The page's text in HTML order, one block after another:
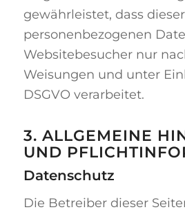
gewährleistet, dass
personenbezogenen
Websitebesucher nur
Weisungen und unter
DSGVO verarbeitet.
3. ALLGEMEINE
UND
Datenschutz
Die Betreiber dieser